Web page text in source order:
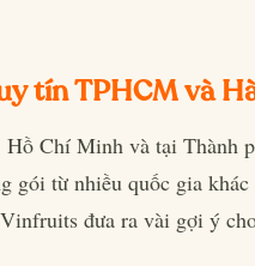
tín TPHCM và
Chí Minh và tại Thành
gói từ nhiều quốc gia
đưa ra vài gợi ý